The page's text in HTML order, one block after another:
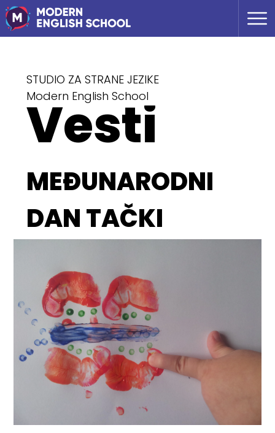
STUDIO ZA STRANE JEZIKE
Modern English School
Vesti
MEĐUNARODNI
DAN TAČKI